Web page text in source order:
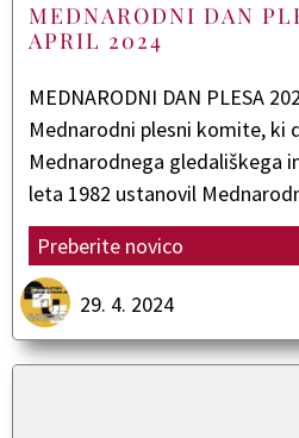
MEDNARODNI DAN
APRIL 2024
MEDNARODNI DAN PLESA
Mednarodni plesni komite, ki
Mednarodnega gledališkega
leta 1982 ustanovil
Preberite novico
29. 4. 2024